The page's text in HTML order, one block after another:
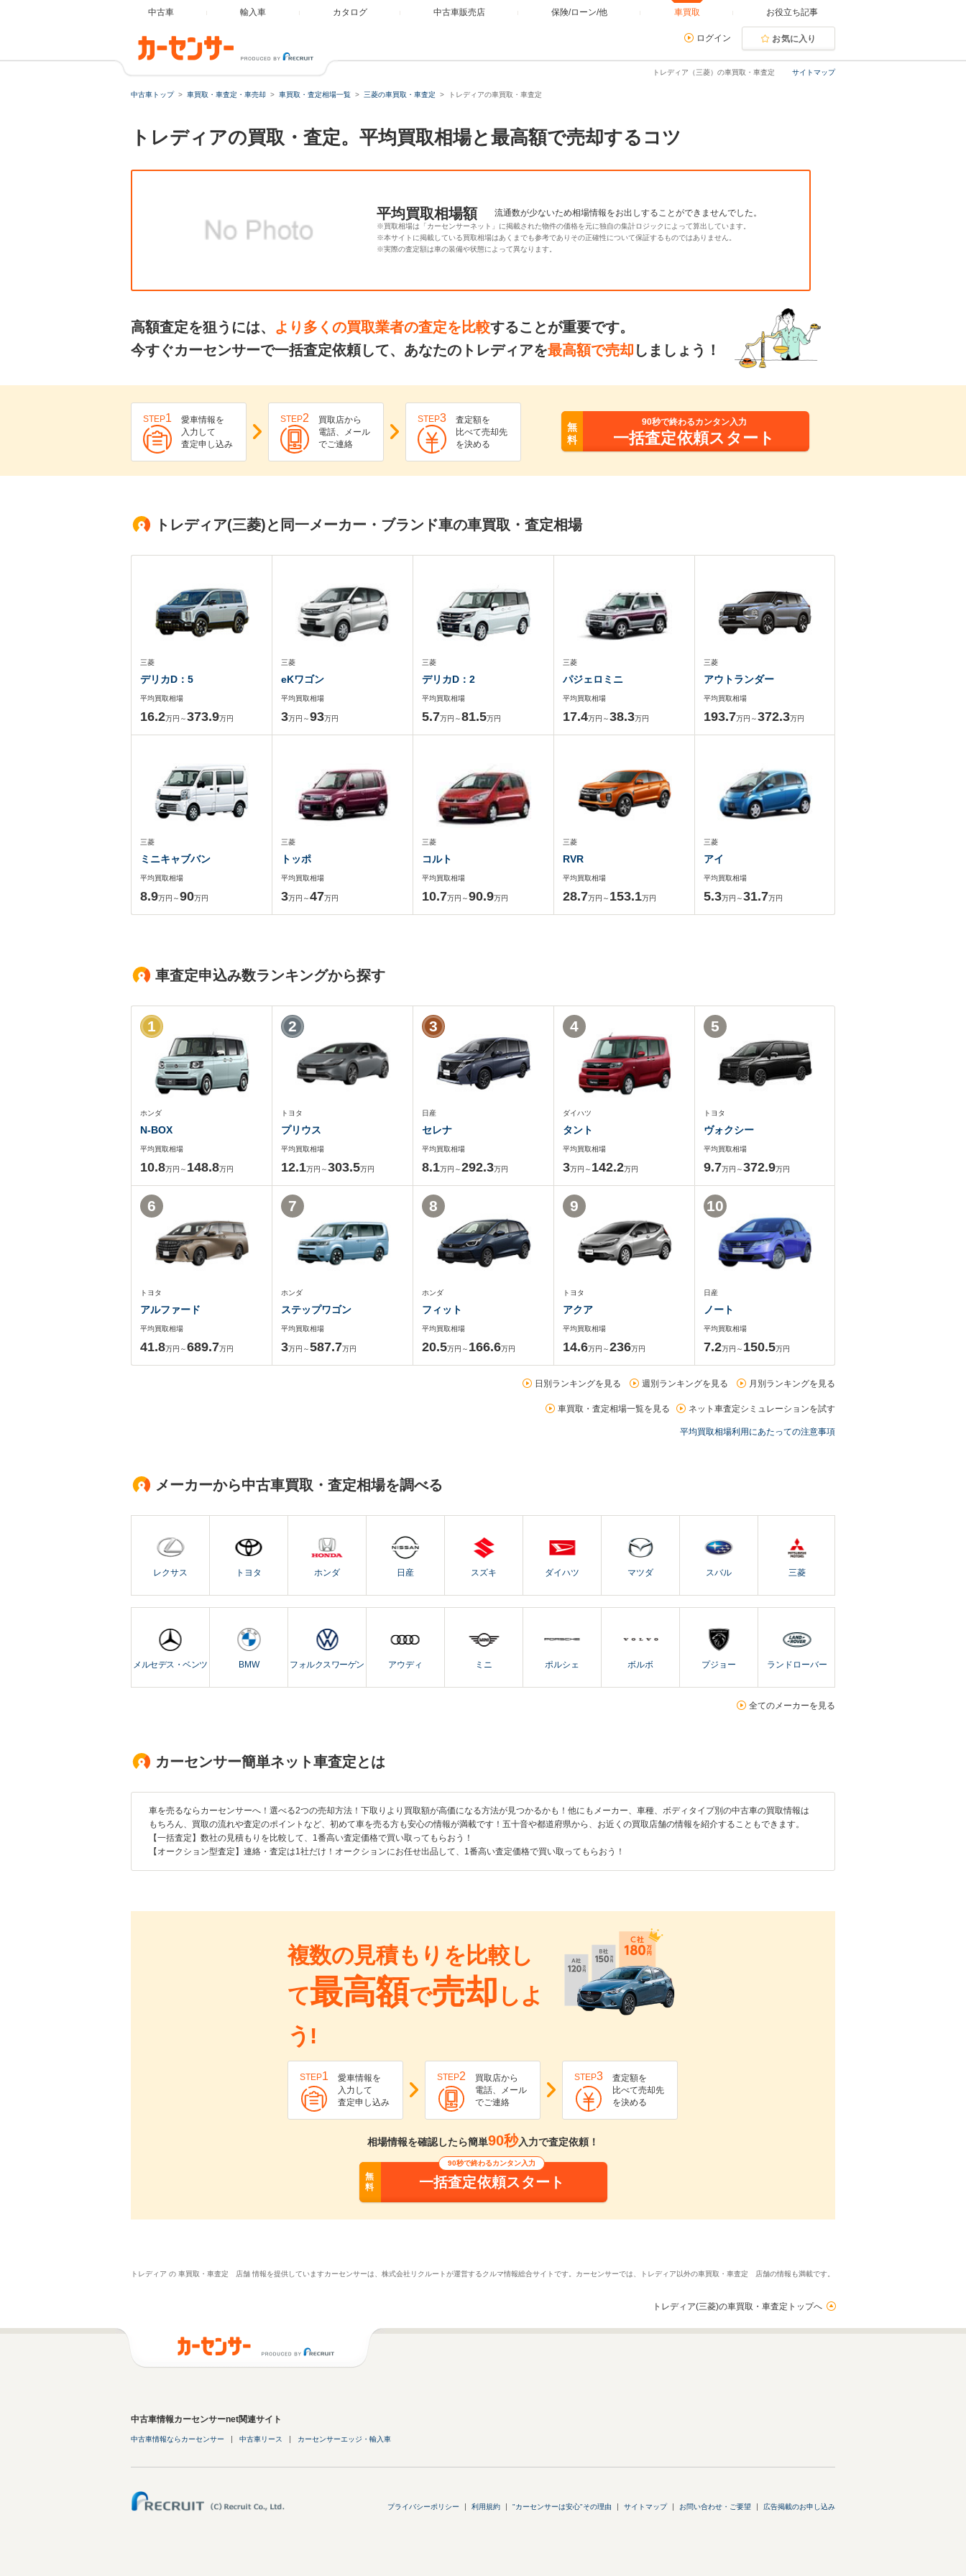
中古車 輸入車 カタログ 中古車販売店 保険/ローン/他 車買取 お役立ち記事
ログイン お気に入り
サイトマップ
トレディア（三菱）の車買取・車査定
中古車トップ 車買取・車査定・車売却 車買取・査定相場一覧 三菱の車買取・車査定 トレディアの車買取・車査定
トレディアの買取・査定。平均買取相場と最高額で売却するコツ
平均買取相場額 流通数が少ないため相場情報をお出しすることができませんでした。
※買取相場は「カーセンサーネット」に掲載された物件の価格を元に独自の集計ロジックによって算出しています。
※本サイトに掲載している買取相場はあくまでも参考でありその正確性について保証するものではありません。
※実際の査定額は車の装備や状態によって異なります。
高額査定を狙うには、 より多くの買取業者の査定を比較することが重要です。
今すぐカーセンサーで一括査定依頼して、あなたのトレディアを最高額で売却 しましょう！
STEP1
愛車情報を
入力して
査定申し込み
STEP2
買取店から
電話、メール
でご連絡
STEP3
査定額を
比べて売却先
を決める
無
料
90秒で終わるカンタン入力
一括査定依頼スタート
トレディア(三菱)と同一メーカー・ブランド車の車買取・査定相場
三菱
デリカD：5
平均買取相場
16.2万円～373.9万円
三菱
eKワゴン
平均買取相場
3万円～93万円
三菱
デリカD：2
平均買取相場
5.7万円～81.5万円
三菱
パジェロミニ
平均買取相場
17.4万円～38.3万円
三菱
アウトランダー
平均買取相場
193.7万円～372.3万円
三菱
ミニキャブバン
平均買取相場
8.9万円～90万円
三菱
トッポ
平均買取相場
3万円～47万円
三菱
コルト
平均買取相場
10.7万円～90.9万円
三菱
RVR
平均買取相場
28.7万円～ 153.1万円
三菱
アイ
平均買取相場
5.3万円～31.7万円
車査定申込み数ランキングから探す
ホンダ
N-BOX
平均買取相場
10.8万円～ 148.8万円
1
トヨタ
プリウス
平均買取相場
12.1万円～303.5万円
2
日産
セレナ
平均買取相場
8.1万円～292.3万円
3
ダイハツ
タント
平均買取相場
3万円～ 142.2万円
4
トヨタ
ヴォクシー
平均買取相場
9.7万円～372.9万円
5
トヨタ
アルファード
平均買取相場
41.8万円～689.7万円
6
ホンダ
ステップワゴン
平均買取相場
3万円～587.7万円
7
ホンダ
フィット
平均買取相場
20.5万円～ 166.6万円
8
トヨタ
アクア
平均買取相場
14.6万円～236万円
9
日産
ノート
平均買取相場
7.2万円～ 150.5万円
10
日別ランキングを見る 週別ランキングを見る 月別ランキングを見る
車買取・査定相場一覧を見る ネット車査定シミュレーションを試す
平均買取相場利用にあたっての注意事項
メーカーから中古車買取・査定相場を調べる
レクサス トヨタ ホンダ 日産 スズキ ダイハツ マツダ スバル 三菱
メルセデス・ベンツ BMW フォルクスワーゲン アウディ ミニ ポルシェ ボルボ プジョー ランドローバー
全てのメーカーを見る
カーセンサー簡単ネット車査定とは
車を売るならカーセンサーへ！選べる2つの売却方法！下取りより買取額が高価になる方法が見つかるかも！他にもメーカー、車種、ボディタイプ別の中古車の買取情報は
もちろん、買取の流れや査定のポイントなど、初めて車を売る方も安心の情報が満載です！五十音や都道府県から、お近くの買取店舗の情報を紹介することもできます。
【一括査定】数社の見積もりを比較して、1番高い査定価格で買い取ってもらおう！
【オークション型査定】連絡・査定は1社だけ！オークションにお任せ出品して、1番高い査定価格で買い取ってもらおう！
複数の見積もりを比較し
て最高額で売却 しよ
う!
STEP1
愛車情報を
入力して
査定申し込み
STEP2
買取店から
電話、メール
でご連絡
STEP3
査定額を
比べて売却先
を決める
相場情報を確認したら簡単90秒入力で査定依頼！
無
料
90秒で終わるカンタン入力
一括査定依頼スタート
トレディア の 車買取・車査定 店舗 情報を提供していますカーセンサーは、株式会社リクルートが運営するクルマ情報総合サイトです。カーセンサーでは、トレディア以外の車買取・車査定 店舗の情報も満載です。
トレディア(三菱)の車買取・車査定トップへ
中古車情報カーセンサーnet関連サイト
中古車情報ならカーセンサー 中古車リース カーセンサーエッジ・輸入車
プライバシーポリシー 利用規約 "カーセンサーは安心"その理由 サイトマップ お問い合わせ・ご要望 広告掲載のお申し込み